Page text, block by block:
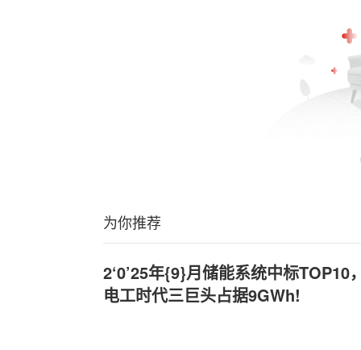
为你推荐
2‘0’25年{9}月储能系统中标TOP10
电工时代三巨头占据9GWh!